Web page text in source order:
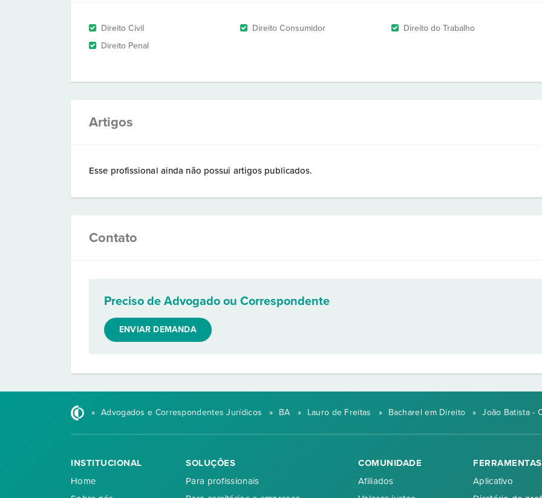
Direito Civil Direito Consumidor
Direito do Trabalho
Direito Penal
Artigos
Esse profissional ainda não possui artigos publicados.
Contato
Preciso de Advogado ou Correspondente
ENVIAR DEMANDA
» Advogados e Correspondentes Jurídicos » BA » Lauro de Freitas » Bacharel em Direito » João Batista -
INSTITUCIONAL
Home
SOLUÇÕES
Para profissionais
COMUNIDADE
Afiliados
FERRAMENTAS
Aplicativo